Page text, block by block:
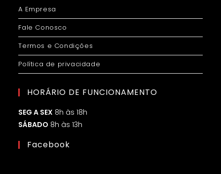
A Empresa
Fale Conosco
Termos e Condições
Política de privacidade
HORÁRIO DE FUNCIONAMENTO
SEG A SEX 8h às 18h
SÁBADO 8h às 13h
Facebook